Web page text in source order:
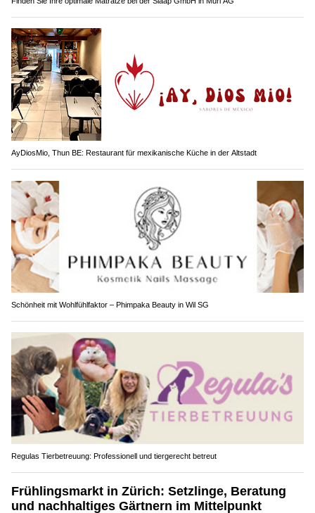
AyDiosMio, Thun BE: Restaurant für mexikanische Küche in der Altstadt
Schönheit mit Wohlfühlfaktor – Phimpaka Beauty in Wil SG
Regulas Tierbetreuung: Professionell und tiergerecht betreut
Frühlingsmarkt in Zürich: Setzlinge, Beratung
und nachhaltiges Gärtnern im Mittelpunkt